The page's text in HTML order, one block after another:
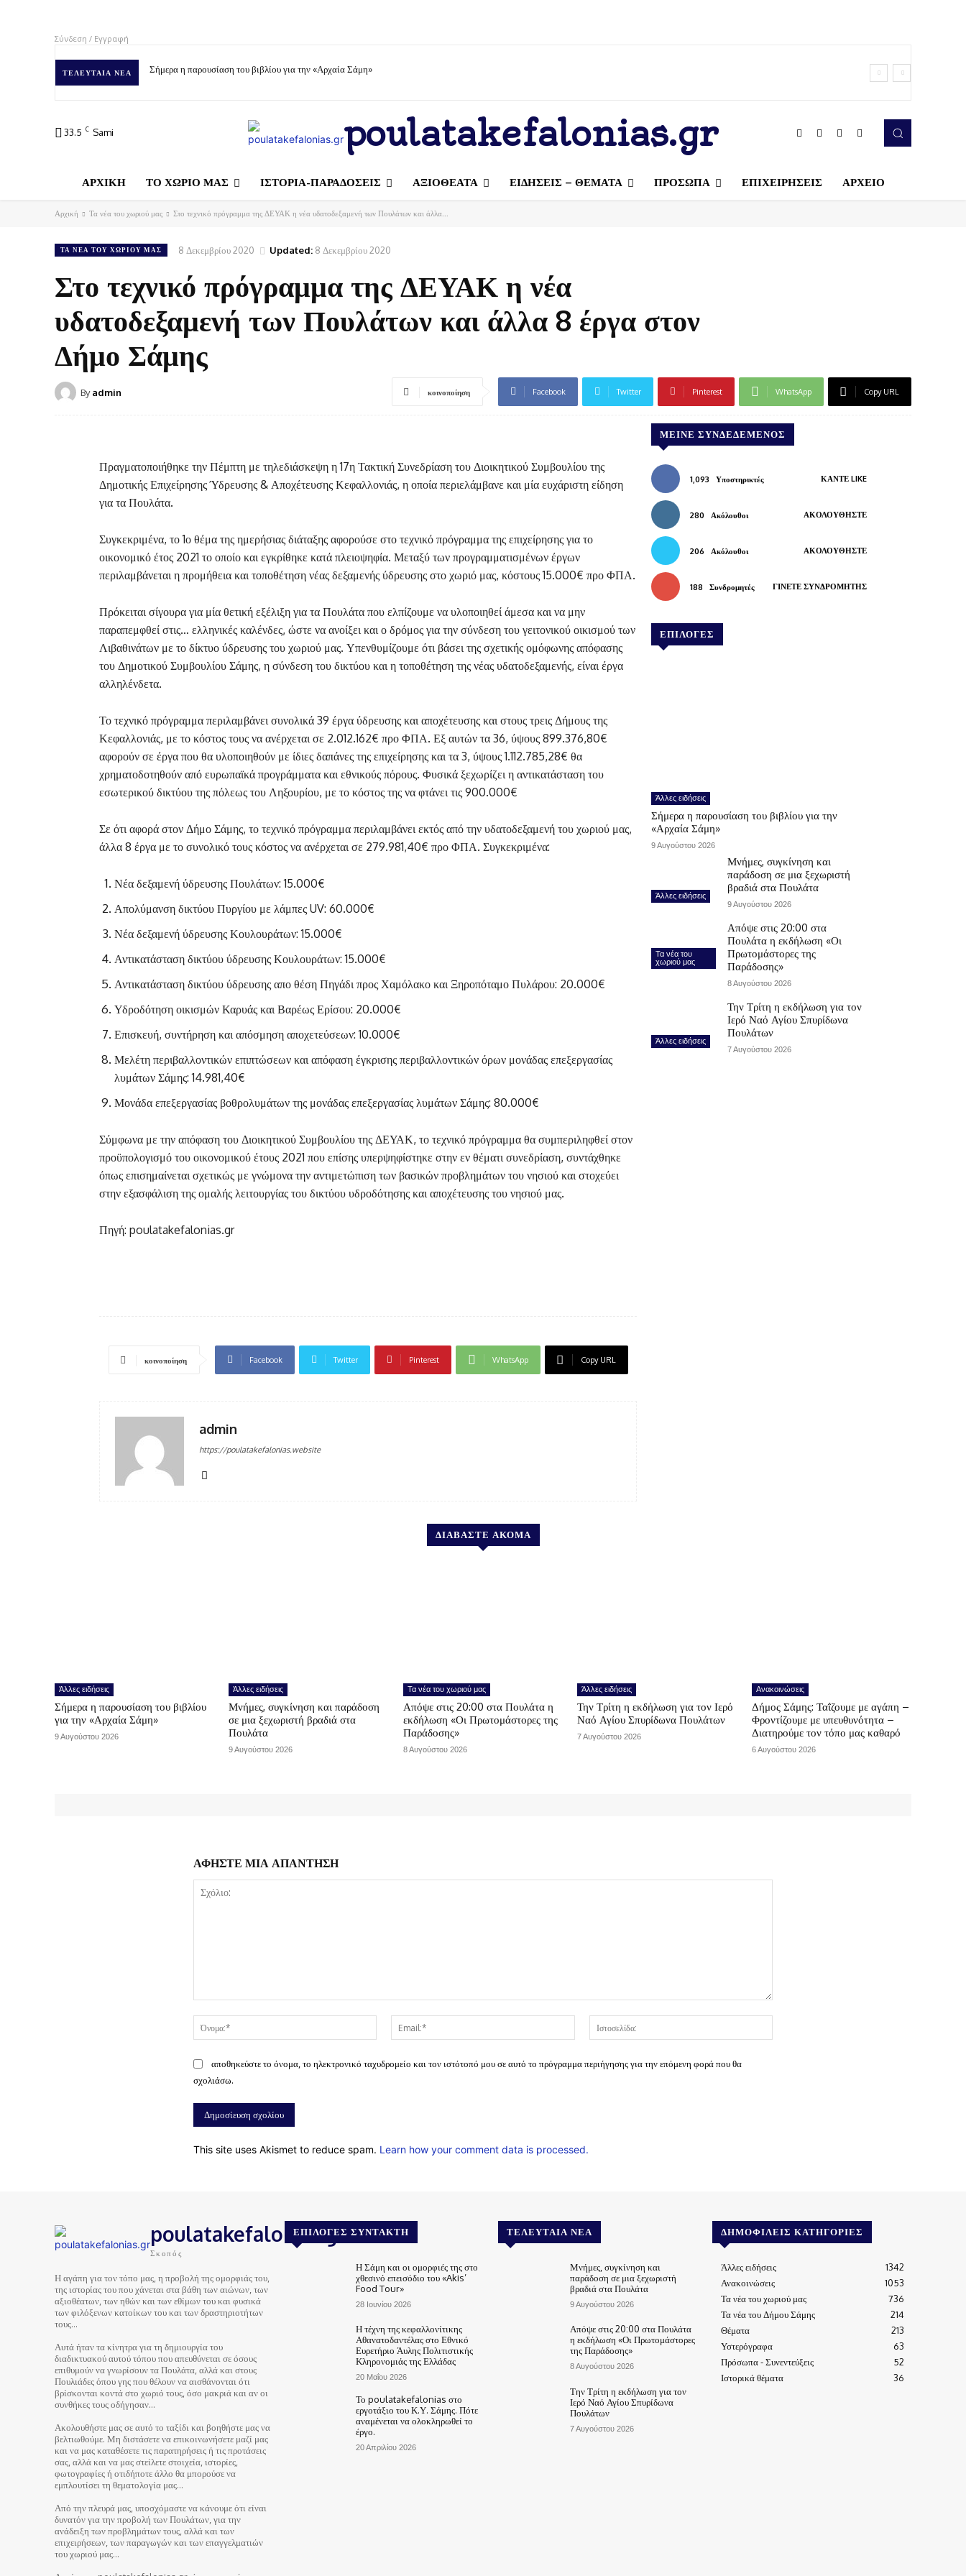
Σύνδεση / Εγγραφή
ΤΕΛΕΥΤΑΊΑ ΝΈΑ Σήμερα η παρουσίαση του βιβλίου για την «Αρχαία Σάμη»
33.5 C Sami poulatakefalonias.gr
ΑΡΧΙΚΗ ΤΟ ΧΩΡΙΟ ΜΑΣ ΙΣΤΟΡΙΑ-ΠΑΡΑΔΟΣΕΙΣ ΑΞΙΟΘΕΑΤΑ ΕΙΔΗΣΕΙΣ – ΘΕΜΑΤΑ ΠΡΟΣΩΠΑ ΕΠΙΧΕΙΡΗΣΕΙΣ ΑΡΧΕΙΟ
Αρχική Τα νέα του χωριού μας Στο τεχνικό πρόγραμμα της ΔΕΥΑΚ η νέα υδατοδεξαμενή των Πουλάτων και άλλα...
ΤΑ ΝΈΑ ΤΟΥ ΧΩΡΙΟΎ ΜΑΣ 8 Δεκεμβρίου 2020 Updated: 8 Δεκεμβρίου 2020
Στο τεχνικό πρόγραμμα της ΔΕΥΑΚ η νέα
υδατοδεξαμενή των Πουλάτων και άλλα 8 έργα στον
Δήμο Σάμης
By admin κοινοποίηση Facebook Twitter Pinterest WhatsApp Copy URL
Πραγματοποιήθηκε την Πέμπτη με τηλεδιάσκεψη η 17η Τακτική Συνεδρίαση του Διοικητικού Συμβουλίου της
Δημοτικής Επιχείρησης Ύδρευσης & Αποχέτευσης Κεφαλλονιάς, η οποία περιελάμβανε και μία ευχάριστη είδηση
για τα Πουλάτα.
Συγκεκριμένα, το 1ο θέμα της ημερήσιας διάταξης αφορούσε στο τεχνικό πρόγραμμα της επιχείρησης για το
οικονομικό έτος 2021 το οποίο και εγκρίθηκε κατά πλειοψηφία. Μεταξύ των προγραμματισμένων έργων
περιλαμβάνεται η προμήθεια και τοποθέτηση νέας δεξαμενής ύδρευσης στο χωριό μας, κόστους 15.000€ προ ΦΠΑ.
Πρόκειται σίγουρα για μία θετική εξέλιξη για τα Πουλάτα που ελπίζουμε να υλοποιηθεί άμεσα και να μην
παραπεμφθεί στις… ελληνικές καλένδες, ώστε να ανοίξει και ο δρόμος για την σύνδεση του γειτονικού οικισμού των
Λιβαθινάτων με το δίκτυο ύδρευσης του χωριού μας. Υπενθυμίζουμε ότι βάσει της σχετικής ομόφωνης απόφασης
του Δημοτικού Συμβουλίου Σάμης, η σύνδεση του δικτύου και η τοποθέτηση της νέας υδατοδεξαμενής, είναι έργα
αλληλένδετα.
Το τεχνικό πρόγραμμα περιλαμβάνει συνολικά 39 έργα ύδρευσης και αποχέτευσης και στους τρεις Δήμους της
Κεφαλλονιάς, με το κόστος τους να ανέρχεται σε 2.012.162€ προ ΦΠΑ. Εξ αυτών τα 36, ύψους 899.376,80€
αφορούν σε έργα που θα υλοποιηθούν με ίδιες δαπάνες της επιχείρησης και τα 3, ύψους 1.112.785,28€ θα
χρηματοδοτηθούν από ευρωπαϊκά προγράμματα και εθνικούς πόρους. Φυσικά ξεχωρίζει η αντικατάσταση του
εσωτερικού δικτύου της πόλεως του Ληξουρίου, με το κόστος της να φτάνει τις 900.000€
Σε ότι αφορά στον Δήμο Σάμης, το τεχνικό πρόγραμμα περιλαμβάνει εκτός από την υδατοδεξαμενή του χωριού μας,
άλλα 8 έργα με το συνολικό τους κόστος να ανέρχεται σε 279.981,40€ προ ΦΠΑ. Συγκεκριμένα:
Νέα δεξαμενή ύδρευσης Πουλάτων: 15.000€
Απολύμανση δικτύου Πυργίου με λάμπες UV: 60.000€
Νέα δεξαμενή ύδρευσης Κουλουράτων: 15.000€
Αντικατάσταση δικτύου ύδρευσης Κουλουράτων: 15.000€
Αντικατάσταση δικτύου ύδρευσης απο θέση Πηγάδι προς Χαμόλακο και Ξηροπόταμο Πυλάρου: 20.000€
Υδροδότηση οικισμών Καρυάς και Βαρέως Ερίσου: 20.000€
Επισκευή, συντήρηση και απόσμηση αποχετεύσεων: 10.000€
Μελέτη περιβαλλοντικών επιπτώσεων και απόφαση έγκρισης περιβαλλοντικών όρων μονάδας επεξεργασίας
λυμάτων Σάμης: 14.981,40€
Μονάδα επεξεργασίας βοθρολυμάτων της μονάδας επεξεργασίας λυμάτων Σάμης: 80.000€
Σύμφωνα με την απόφαση του Διοικητικού Συμβουλίου της ΔΕΥΑΚ, το τεχνικό πρόγραμμα θα συμπεριληφθεί στον
προϋπολογισμό του οικονομικού έτους 2021 που επίσης υπερψηφίστηκε στην εν θέματι συνεδρίαση, συντάχθηκε
όπως επισημαίνεται σχετικώς με γνώμονα την αντιμετώπιση των βασικών προβλημάτων του νησιού και στοχεύει
στην εξασφάλιση της ομαλής λειτουργίας του δικτύου υδροδότησης και αποχέτευσης του νησιού μας.
Πηγή: poulatakefalonias.gr
κοινοποίηση Facebook Twitter Pinterest WhatsApp Copy URL
admin
https://poulatakefalonias.website
ΜΕΊΝΕ ΣΥΝΔΕΔΕΜΈΝΟΣ
1,093 Υποστηρικτές ΚΆΝΤΕ LIKE
280 Ακόλουθοι ΑΚΟΛΟΥΘΉΣΤΕ
206 Ακόλουθοι ΑΚΟΛΟΥΘΉΣΤΕ
188 Συνδρομητές ΓΊΝΕΤΕ ΣΥΝΔΡΟΜΗΤΉΣ
ΕΠΙΛΟΓΕΣ
Άλλες ειδήσεις
Σήμερα η παρουσίαση του βιβλίου για την
«Αρχαία Σάμη»
9 Αυγούστου 2026
Άλλες ειδήσεις
Μνήμες, συγκίνηση και
παράδοση σε μια ξεχωριστή
βραδιά στα Πουλάτα
9 Αυγούστου 2026
Τα νέα του
χωριού μας
Απόψε στις 20:00 στα
Πουλάτα η εκδήλωση «Οι
Πρωτομάστορες της
Παράδοσης»
8 Αυγούστου 2026
Άλλες ειδήσεις
Την Τρίτη η εκδήλωση για τον
Ιερό Ναό Αγίου Σπυρίδωνα
Πουλάτων
7 Αυγούστου 2026
ΔΙΑΒΑΣΤΕ ΑΚΟΜΑ
Άλλες ειδήσεις
Σήμερα η παρουσίαση του βιβλίου
για την «Αρχαία Σάμη»
9 Αυγούστου 2026
Άλλες ειδήσεις
Μνήμες, συγκίνηση και παράδοση
σε μια ξεχωριστή βραδιά στα
Πουλάτα
9 Αυγούστου 2026
Τα νέα του χωριού μας
Απόψε στις 20:00 στα Πουλάτα η
εκδήλωση «Οι Πρωτομάστορες της
Παράδοσης»
8 Αυγούστου 2026
Άλλες ειδήσεις
Την Τρίτη η εκδήλωση για τον Ιερό
Ναό Αγίου Σπυρίδωνα Πουλάτων
7 Αυγούστου 2026
Ανακοινώσεις
Δήμος Σάμης: Ταΐζουμε με αγάπη –
Φροντίζουμε με υπευθυνότητα –
Διατηρούμε τον τόπο μας καθαρό
6 Αυγούστου 2026
ΑΦΗΣΤΕ ΜΙΑ ΑΠΑΝΤΗΣΗ
Όνομα:*
Email:*
αποθηκεύστε το όνομα, το ηλεκτρονικό ταχυδρομείο και τον ιστότοπό μου σε αυτό το πρόγραμμα περιήγησης για την επόμενη φορά που θα
σχολιάσω.
This site uses Akismet to reduce spam. Learn how your comment data is processed.
poulatakefalonias.gr
Σκοπός
Η αγάπη για τον τόπο μας, η προβολή της ομορφιάς του,
της ιστορίας του που χάνεται στα βάθη των αιώνων, των
αξιοθέατων, των ηθών και των εθίμων του και φυσικά
των φιλόξενων κατοίκων του και των δραστηριοτήτων
τους…
Αυτά ήταν τα κίνητρα για τη δημιουργία του
διαδικτυακού αυτού τόπου που απευθύνεται σε όσους
επιθυμούν να γνωρίσουν τα Πουλάτα, αλλά και στους
Πουλιάδες όπου γης που θέλουν να αισθάνονται ότι
βρίσκονται κοντά στο χωριό τους, όσο μακριά και αν οι
συνθήκες τους οδήγησαν…
Ακολουθήστε μας σε αυτό το ταξίδι και βοηθήστε μας να
βελτιωθούμε. Μη διστάσετε να επικοινωνήσετε μαζί μας
και να μας καταθέσετε τις παρατηρήσεις ή τις προτάσεις
σας, αλλά και να μας στείλετε στοιχεία, ιστορίες,
φωτογραφίες ή οτιδήποτε άλλο θα μπορούσε να
εμπλουτίσει τη θεματολογία μας…
Από την πλευρά μας, υποσχόμαστε να κάνουμε ότι είναι
δυνατόν για την προβολή των Πουλάτων, για την
ανάδειξη των προβλημάτων τους, αλλά και των
επιχειρήσεων, των παραγωγών και των επαγγελματιών
του χωριού μας…
ΕΠΙΛΟΓΈΣ ΣΥΝΤΆΚΤΗ
Η Σάμη και οι ομορφιές της στο
χθεσινό επεισόδιο του «Akis’
Food Tour»
28 Ιουνίου 2026
Η τέχνη της κεφαλλονίτικης
Αθανατοδαντέλας στο Εθνικό
Ευρετήριο Άυλης Πολιτιστικής
Κληρονομιάς της Ελλάδας
20 Μαΐου 2026
Το poulatakefalonias στο
εργοτάξιο του Κ.Υ. Σάμης. Πότε
αναμένεται να ολοκληρωθεί το
έργο.
20 Απριλίου 2026
ΤΕΛΕΥΤΑΊΑ ΝΈΑ
Μνήμες, συγκίνηση και
παράδοση σε μια ξεχωριστή
βραδιά στα Πουλάτα
9 Αυγούστου 2026
Απόψε στις 20:00 στα Πουλάτα
η εκδήλωση «Οι Πρωτομάστορες
της Παράδοσης»
8 Αυγούστου 2026
Την Τρίτη η εκδήλωση για τον
Ιερό Ναό Αγίου Σπυρίδωνα
Πουλάτων
7 Αυγούστου 2026
ΔΗΜΟΦΙΛΕΊΣ ΚΑΤΗΓΟΡΊΕΣ
Άλλες ειδήσεις
1342
Ανακοινώσεις
1053
Τα νέα του χωριού μας
736
Τα νέα του Δήμου Σάμης
214
Θέματα
213
Υστερόγραφα
63
Πρόσωπα - Συνεντεύξεις
52
Ιστορικά θέματα
36